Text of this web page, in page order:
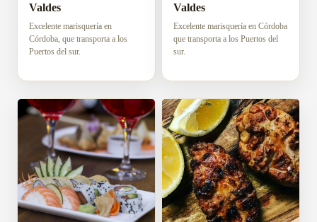
Valdes
Excelente marisquería en
Córdoba, que transporta a los
Puertos del sur.
Valdes
Excelente marisquería en Córdoba
que transporta a los Puertos del
sur.